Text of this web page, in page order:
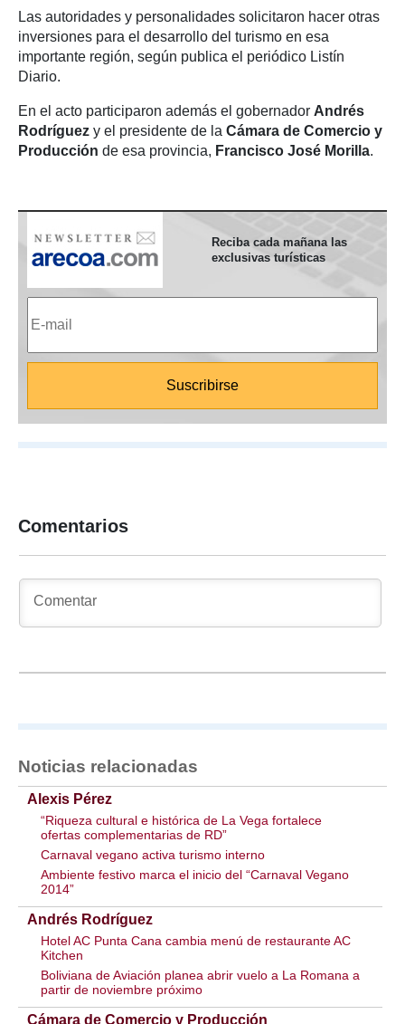
Las autoridades y personalidades solicitaron hacer otras
inversiones para el desarrollo del turismo en esa
importante región, según publica el periódico Listín
Diario.
En el acto participaron además el gobernador Andrés
Rodríguez y el presidente de la Cámara de Comercio y
Producción de esa provincia, Francisco José Morilla.
Reciba cada mañana las
exclusivas turísticas
Comentarios
Noticias relacionadas
Alexis Pérez
“Riqueza cultural e histórica de La Vega fortalece
ofertas complementarias de RD”
Carnaval vegano activa turismo interno
Ambiente festivo marca el inicio del “Carnaval Vegano
2014”
Andrés Rodríguez
Hotel AC Punta Cana cambia menú de restaurante AC
Kitchen
Boliviana de Aviación planea abrir vuelo a La Romana a
partir de noviembre próximo
Cámara de Comercio y Producción